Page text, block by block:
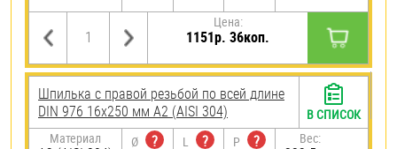
Цена:
1151р. 36коп.
Шпилька с правой резьбой по всей длине
DIN 976 16х250 мм А2 (AISI 304)
Материал Ø
?
L
?
P
?
Вес:
В СПИСОК